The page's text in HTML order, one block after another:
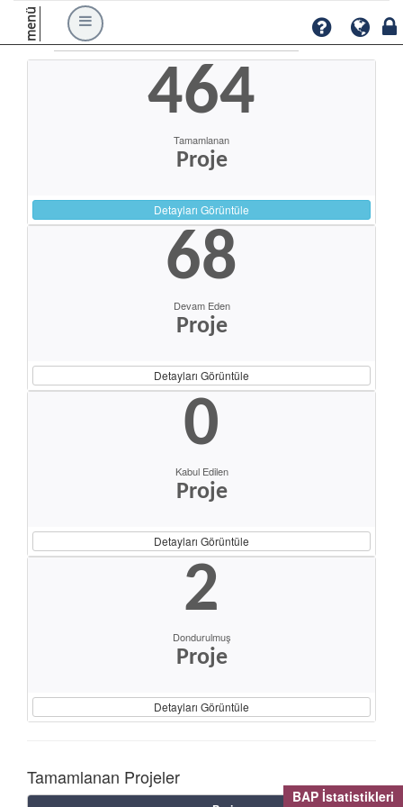
BAP İstatistikleri
menü
464
Tamamlanan
Proje
Detayları Görüntüle
68
Devam Eden
Proje
Detayları Görüntüle
0
Kabul Edilen
Proje
Detayları Görüntüle
2
Dondurulmuş
Proje
Detayları Görüntüle
Tamamlanan Projeler